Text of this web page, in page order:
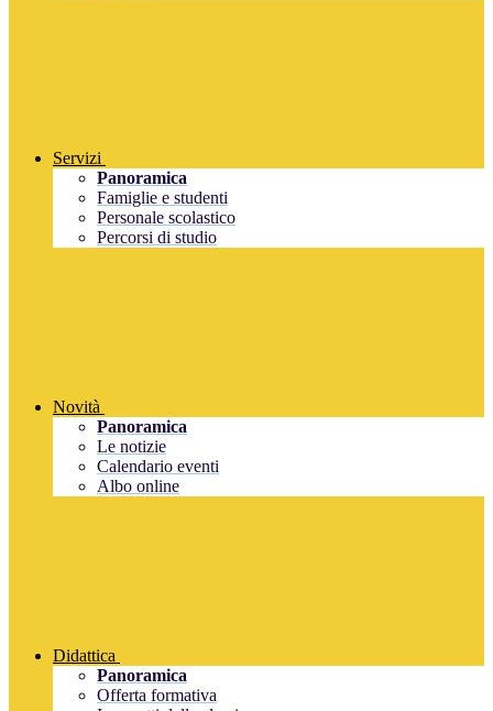
Servizi
Panoramica
Famiglie e studenti
Personale scolastico
Percorsi di studio
Novità
Panoramica
Le notizie
Calendario eventi
Albo online
Didattica
Panoramica
Offerta formativa